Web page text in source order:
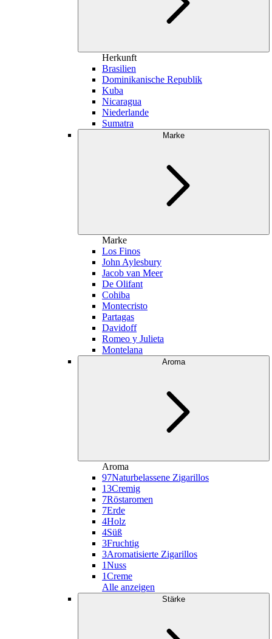
Herkunft
Brasilien
Dominikanische Republik
Kuba
Nicaragua
Niederlande
Sumatra
Marke
Marke
Los Finos
John Aylesbury
Jacob van Meer
De Olifant
Cohiba
Montecristo
Partagas
Davidoff
Romeo y Julieta
Montelana
Aroma
Aroma
97Naturbelassene Zigarillos
13Cremig
7Röstaromen
7Erde
4Holz
4Süß
3Fruchtig
3Aromatisierte Zigarillos
1Nuss
1Creme
Alle anzeigen
Stärke